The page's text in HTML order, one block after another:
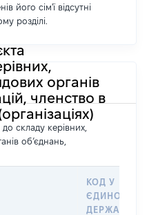
його сім'ї відсутні
розділі.
органів
членство в
складу керівних,
об’єднань,
КОД У
ЄДИНОМУ